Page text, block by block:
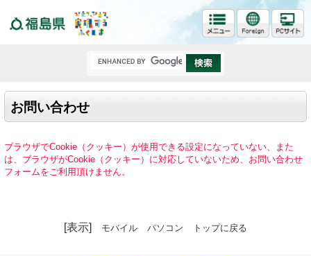
お問い合わせ
ブラウザでCookie（クッキー）が使用できる設定になっていない、また
は、ブラウザがCookie（クッキー）に対応していないため、お問い合わせ
フォームをご利用頂けません。
[表示] モバイル パソコン トップに戻る